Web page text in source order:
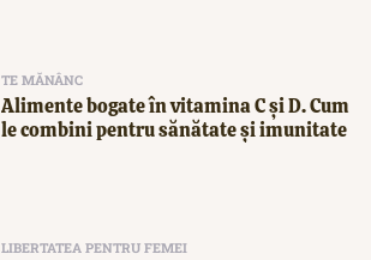
TE MĂNÂNC
Alimente bogate în vitamina C și D. Cum
le combini pentru sănătate și imunitate
LIBERTATEA PENTRU FEMEI